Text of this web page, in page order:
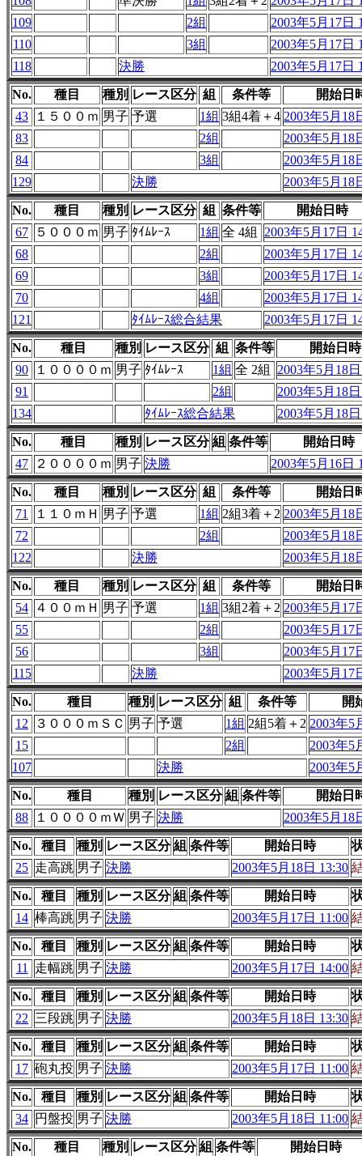
109
2組
2003年5月17日
110
3組
2003年5月17日
118
決勝 2003年5月17日
No. 種目 種別 レース区分 組 条件等
開始日
43
１５００ｍ 男子 予選 1組 3組4着＋4 2003年5月18
83
2組
2003年5月18
84
3組
2003年5月18
129
決勝 2003年5月18
No. 種目 種別 レース区分 組 条件等
開始日時
67
５０００ｍ 男子 ﾀｲﾑﾚｰｽ 1組 全 4組
2003年5月17日
68
2組
2003年5月17日
69
3組
2003年5月17日
70
4組
2003年5月17日
121
ﾀｲﾑﾚｰｽ総合結果 2003年5月17日
No. 種目 種別 レース区分 組 条件等
開始日時
90
１００００ｍ 男子 ﾀｲﾑﾚｰｽ 1組 全 2組
2003年5月18
91
2組
2003年5月18
134
ﾀｲﾑﾚｰｽ総合結果 2003年5月18
No. 種目 種別 レース区分 組 条件等
開始日時
47
２００００ｍ 男子 決勝 2003年5月16日
No. 種目 種別 レース区分 組 条件等
開始日
71
１１０ｍＨ 男子 予選 1組 2組3着＋2 2003年5月18
72
2組
2003年5月18
122
決勝 2003年5月18
No. 種目 種別 レース区分 組 条件等
開始日
54
４００ｍＨ 男子 予選 1組 3組2着＋2 2003年5月17
55
2組
2003年5月17
56
3組
2003年5月17
115
決勝 2003年5月17
No. 種目 種別 レース区分 組 条件等
開
12
３０００ｍＳＣ 男子 予選 1組 2組5着＋2 2003年5
15
2組
2003年5
107
決勝 2003年5
No. 種目 種別 レース区分 組 条件等
開始日
88
１００００ｍＷ 男子 決勝 2003年5月18
No. 種目 種別 レース区分 組 条件等 開始日時
25 走高跳 男子 決勝 2003年5月18日 13:30
No. 種目 種別 レース区分 組 条件等 開始日時
14 棒高跳 男子 決勝 2003年5月17日 11:00
No. 種目 種別 レース区分 組 条件等 開始日時
11
走幅跳 男子 決勝 2003年5月17日 14:00
No. 種目 種別 レース区分 組 条件等 開始日時
22 三段跳 男子 決勝 2003年5月18日 13:30
No. 種目 種別 レース区分 組 条件等 開始日時
17 砲丸投 男子 決勝 2003年5月17日 11:00
No. 種目 種別 レース区分 組 条件等 開始日時
34 円盤投 男子 決勝 2003年5月18日 11:00
No. 種目 種別 レース区分 組 条件等 開始日時